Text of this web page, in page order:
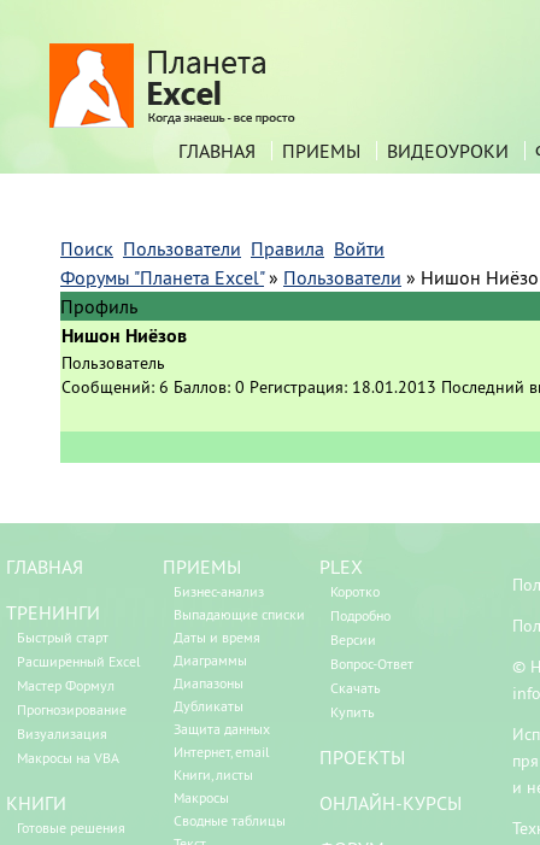
ГЛАВНАЯ ПРИЕМЫ ВИДЕОУРОКИ
Поиск Пользователи Правила Войти
Форумы "Планета Excel" » Пользователи » Нишон
Профиль
Нишон Ниёзов
Пользователь
Сообщений: 6 Баллов: 0 Регистрация: 18.01.2013 Последний
ГЛАВНАЯ
ТРЕНИНГИ
Быстрый старт
Расширенный Excel
Мастер Формул
Прогнозирование
Визуализация
Макросы на VBA
КНИГИ
Готовые решения
ПРИЕМЫ
Бизнес-анализ
Выпадающие списки
Даты и время
Диаграммы
Диапазоны
Дубликаты
Защита данных
Интернет, email
Книги, листы
Макросы
Сводные таблицы
PLEX
Коротко
Подробно
Версии
Вопрос-Ответ
Скачать
Купить
ПРОЕКТЫ
ОНЛАЙН-КУРСЫ
©
и